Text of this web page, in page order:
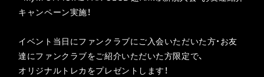
キャンペーン実施！
イベント当日にファンクラブにご入会いただいた方・お友
達にファンクラブをご紹介いただいた方限定で、
オリジナルトレカをプレゼントします！